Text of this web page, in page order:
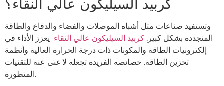
كربيد السيليكون عالي النقاء؟
وتستفيد صناعات مثل أشباه الموصلات والفضاء والدفاع والطاقة
المتجددة بشكل كبير. كربيد السيليكون عالي النقاء يعزز الأداء في
إلكترونيات الطاقة والمكونات ذات درجة الحرارة العالية وأنظمة
تخزين الطاقة. خصائصه الفريدة تجعله لا غنى عنه للتقنيات
المتطورة.